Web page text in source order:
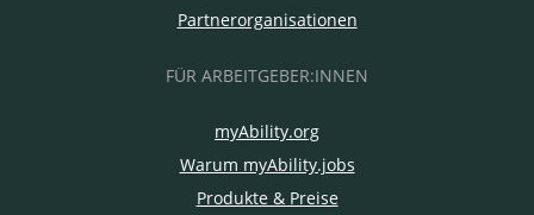
Partnerorganisationen
FÜR ARBEITGEBER:INNEN
myAbility.org
Warum myAbility.jobs
Produkte & Preise